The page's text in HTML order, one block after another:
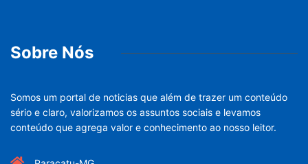
Sobre Nós
Somos um portal de noticias que além de trazer um conteúdo
sério e claro, valorizamos os assuntos sociais e levamos
conteúdo que agrega valor e conhecimento ao nosso leitor.